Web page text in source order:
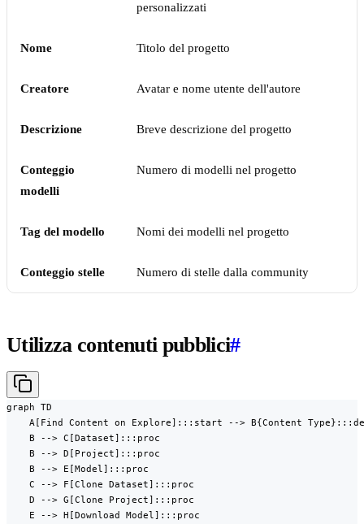
personalizzati
Nome Titolo del progetto
Creatore Avatar e nome utente dell'autore
Descrizione Breve descrizione del progetto
Conteggio
modelli
Numero di modelli nel progetto
Tag del modello Nomi dei modelli nel progetto
Conteggio stelle Numero di stelle dalla community
Utilizza contenuti pubblici#
graph TD
A[Find Content on Explore]:::start --> B{Content
    B --> C[Dataset]:::proc
    B --> D[Project]:::proc
    B --> E[Model]:::proc
    C --> F[Clone Dataset]:::proc
    D --> G[Clone Project]:::proc
    E --> H[Download Model]:::proc